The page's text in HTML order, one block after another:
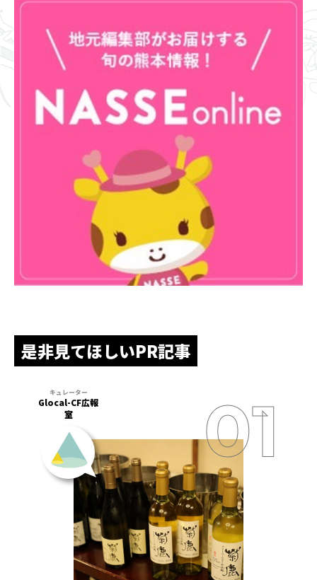
是非見てほしいPR記事
Glocal-CF広報
室